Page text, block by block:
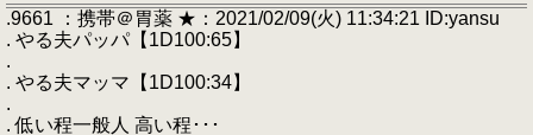
.9661 ：携帯＠胃薬 ★：2021/02/09(火) 11:34:21 ID:yansu
. やる夫パッパ【1D100:65】
.
. やる夫マッマ【1D100:34】
.
. 低い程一般人 高い程･･･